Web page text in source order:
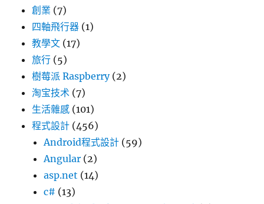
創業 (7)
四軸飛行器 (1)
教學文 (17)
旅行 (5)
樹莓派 Raspberry(2)
淘宝技术 (7)
生活雜感 (101)
程式設計 (456)
Android程式設計 (59)
Angular (2)
asp.net (14)
c# (13)